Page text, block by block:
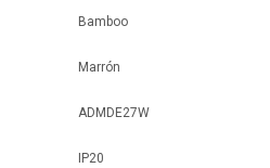
Bamboo
Marrón
ADMDE27W
IP20